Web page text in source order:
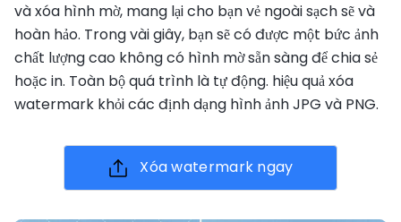
và xóa hình mờ, mang lại cho bạn vẻ ngoài sạch sẽ và
hoàn hảo. Trong vài giây, bạn sẽ có được một bức ảnh
chất lượng cao không có hình mờ sẵn sàng để chia sẻ
hoặc in. Toàn bộ quá trình là tự động. hiệu quả xóa
watermark khỏi các định dạng hình ảnh JPG và PNG.
Xóa watermark ngay